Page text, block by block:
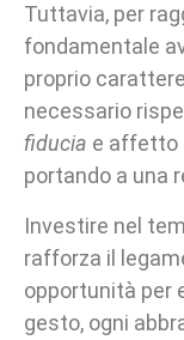
Tuttavia, per
fondamentale
proprio
necessario
fiducia e affetto
portando a una
Investire nel
rafforza il
opportunità per
gesto, ogni